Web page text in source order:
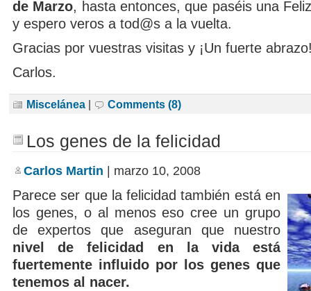
de Marzo, hasta entonces, que paséis una
y espero veros a tod@s a la vuelta.
Gracias por vuestras visitas y ¡Un fuerte
Carlos.
Miscelánea | Comments (8)
Los genes de la felicidad
Carlos Martin | marzo 10, 2008
Parece ser que la felicidad también está en
los genes, o al menos eso cree un grupo
de expertos que aseguran que nuestro
nivel de felicidad en la vida está
fuertemente influido por los genes que
tenemos al nacer.